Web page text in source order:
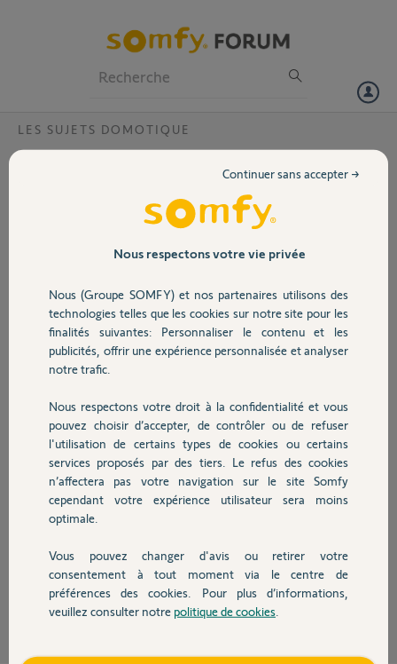
Volet
Sécurité
Domotique
Chauffage
Autres produits
Devis avec un pro
Contact
LES SUJETS DOMOTIQUE
Caméra ICM 100 PTZ détection de
Ne pourriez vous pas une fonction de détection de mouvement et de
suivi avec la fonction PTZ de la caméra
alain D.
il y a presque 8 ans
Participer au fil de discussion
Réponses
Bonsoir Alain
Cette fonction n'existe pas en effet. Mais je pense que les Yellow's feront
remonter votre remarque au service concerné !
Anonyme il y a presque 8 ans
Nous respectons votre vie privée
Nous (Groupe SOMFY) et nos partenaires utilisons des
technologies telles que les cookies sur notre site pour les
finalités suivantes: Personnaliser le contenu et les
publicités, offrir une expérience personnalisée et analyser
notre trafic.
Nous respectons votre droit à la confidentialité et vous
pouvez choisir d’accepter, de contrôler ou de refuser
l'utilisation de certains types de cookies ou certains
services proposés par des tiers. Le refus des cookies
n’affectera pas votre navigation sur le site Somfy
cependant votre expérience utilisateur sera moins
optimale.
Vous pouvez changer d'avis ou retirer votre
consentement à tout moment via le centre de
préférences des cookies. Pour plus d’informations,
veuillez consulter notre politique de cookies
Continuer sans accepter →